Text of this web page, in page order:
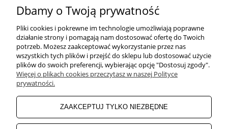
Odwiedź nasz Facebook
POMOC
ZAKUPY
MOJE KONTO
Dbamy o Twoją prywatność
Pliki cookies i pokrewne im technologie umożliwiają poprawne
działanie strony i pomagają nam dostosować ofertę do Twoich
potrzeb. Możesz zaakceptować wykorzystanie przez nas
wszystkich tych plików i przejść do sklepu lub dostosować użycie
plików do swoich preferencji, wybierając opcję "Dostosuj zgody".
Więcej o plikach cookies przeczytasz w naszej Polityce
prywatności.
ZAAKCEPTUJ TYLKO NIEZBĘDNE